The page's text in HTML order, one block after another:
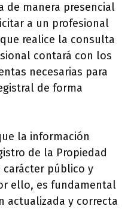
de manera presencial
a un profesional
realice la consulta
contará con los
necesarias para
de forma
la información
de la Propiedad
carácter público y
ello, es fundamental
actualizada y correcta